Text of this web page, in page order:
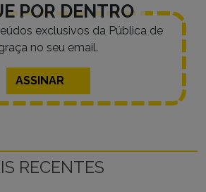
POR DENTRO
exclusivos da Pública de
no seu email.
ASSINAR
RECENTES